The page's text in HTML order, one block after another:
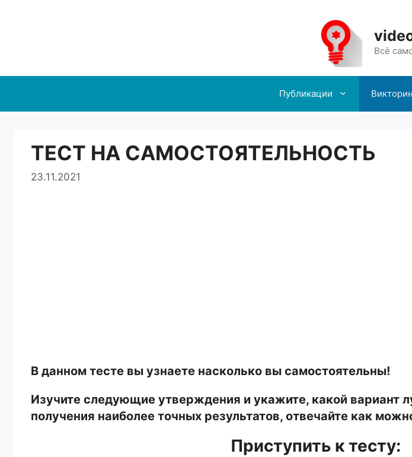
Всё
Публикации
ТЕСТ НА САМОСТОЯТЕЛЬНОСТЬ
23.11.2021
В данном тесте вы узнаете насколько вы самостоятельны!
Изучите следующие утверждения и укажите, какой вариант
получения наиболее точных результатов, отвечайте как
Приступить к тесту: